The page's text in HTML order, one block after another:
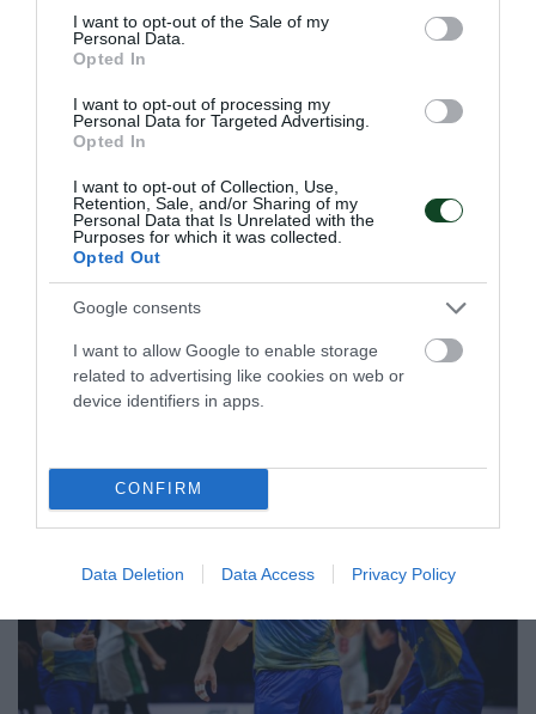
consent section.
I want to opt-out of the Sale of my
Personal Data.
Opted In
I want to opt-out of processing my
Personal Data for Targeted Advertising.
Opted In
I want to opt-out of Collection, Use,
Retention, Sale, and/or Sharing of my
Personal Data that Is Unrelated with the
Purposes for which it was collected.
Opted Out
Google consents
I want to allow Google to enable storage
related to advertising like cookies on web or
device identifiers in apps.
CONFIRM
Data Deletion Data Access Privacy Policy
Με διψήφιο Γιάντσουκ η
Ουκρανία
Η Ουκρανία ηττήθηκε 3-1 από τη Σερβία για το VNL, σε ένα
17.07.2026 ΒΟΛΕΪ ΑΝΔΡΩΝ